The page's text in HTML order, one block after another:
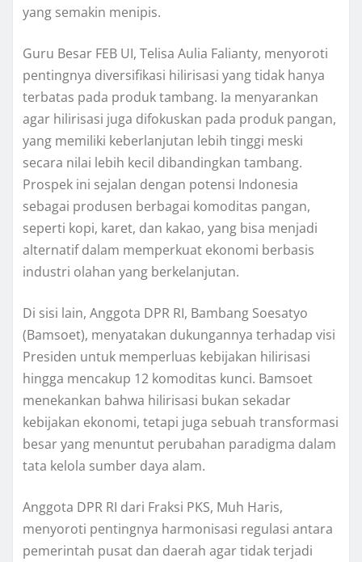
yang semakin menipis.
Guru Besar FEB UI, Telisa Aulia Falianty, menyoroti
pentingnya diversifikasi hilirisasi yang tidak hanya
terbatas pada produk tambang. Ia menyarankan
agar hilirisasi juga difokuskan pada produk pangan,
yang memiliki keberlanjutan lebih tinggi meski
secara nilai lebih kecil dibandingkan tambang.
Prospek ini sejalan dengan potensi Indonesia
sebagai produsen berbagai komoditas pangan,
seperti kopi, karet, dan kakao, yang bisa menjadi
alternatif dalam memperkuat ekonomi berbasis
industri olahan yang berkelanjutan.
Di sisi lain, Anggota DPR RI, Bambang Soesatyo
(Bamsoet), menyatakan dukungannya terhadap visi
Presiden untuk memperluas kebijakan hilirisasi
hingga mencakup 12 komoditas kunci. Bamsoet
menekankan bahwa hilirisasi bukan sekadar
kebijakan ekonomi, tetapi juga sebuah transformasi
besar yang menuntut perubahan paradigma dalam
tata kelola sumber daya alam.
Anggota DPR RI dari Fraksi PKS, Muh Haris,
menyoroti pentingnya harmonisasi regulasi antara
pemerintah pusat dan daerah agar tidak terjadi